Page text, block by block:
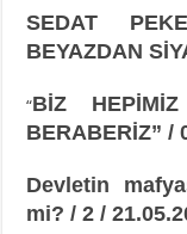
SEDAT
BEYAZDAN
“BİZ
BERABERİZ” /
Devletin
mi? / 2 /